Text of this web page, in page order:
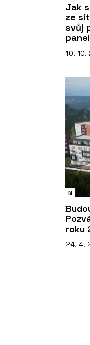
Jak
ze
svůj
10.
N
roku
24. 4.